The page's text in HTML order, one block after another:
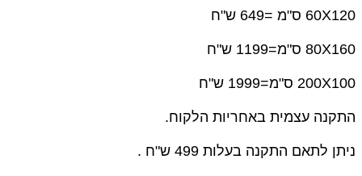
60X120 ס"מ =649 ש"ח
80X160 ס"מ=1199 ש"ח
200X100 ס"מ=1999 ש"ח
התקנה עצמית באחריות הלקוח.
ניתן לתאם התקנה בעלות 499 ש"ח .